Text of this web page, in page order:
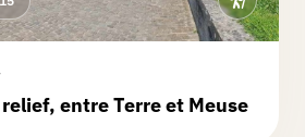
entre Terre et Meuse